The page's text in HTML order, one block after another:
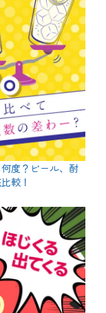
度？ビール、酎
較！